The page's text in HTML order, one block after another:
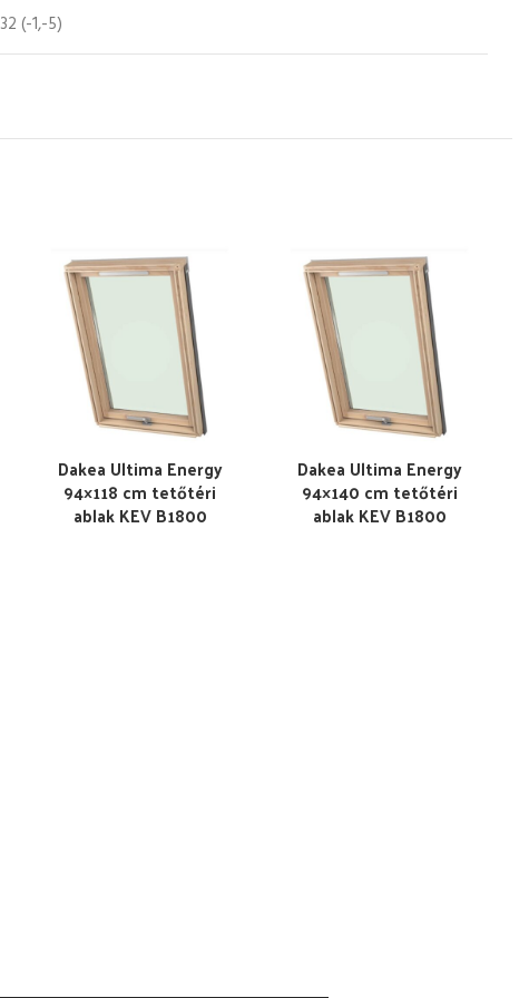
32 (-1,-5)
Dakea Ultima Energy
94×118 cm tetőtéri
ablak KEV B1800
Dakea Ultima Energy
94×140 cm tetőtéri
ablak KEV B1800